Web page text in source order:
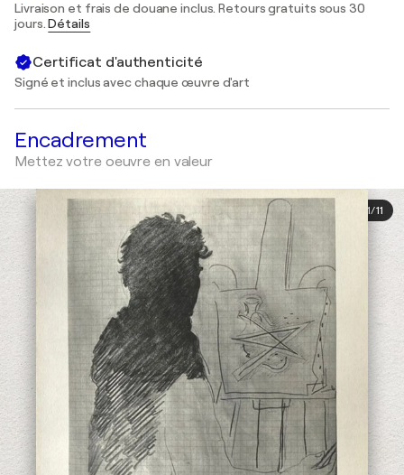
Livraison et frais de douane inclus. Retours gratuits sous 30
jours.Détails
Certificat d'authenticité
Signé et inclus avec chaque œuvre d'art
Encadrement
Mettez votre oeuvre en valeur
1/11